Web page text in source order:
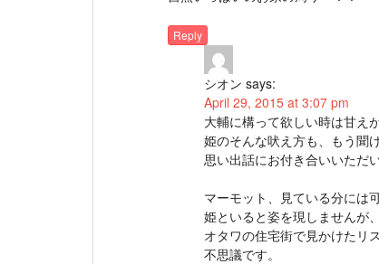
Reply
シオン says:
April 29, 2015 at 3:07 pm
大輔に構って欲しい時は甘え
姫のそんな吠え方も、もう聞け
思い出話にお付き合いいただ
マーモット、見ている分には
姫といると姿を現しませんが
オタワの住宅街で見かけたリ
不思議です。